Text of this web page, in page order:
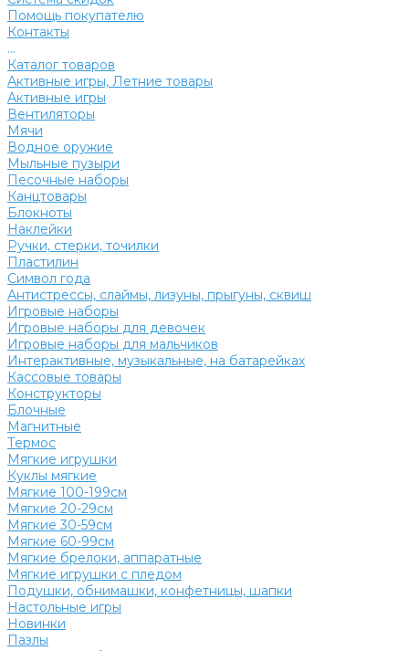
Помощь покупателю
Контакты
...
Каталог товаров
Активные игры, Летние товары
Активные игры
Вентиляторы
Мячи
Водное оружие
Мыльные пузыри
Песочные наборы
Канцтовары
Блокноты
Наклейки
Ручки, стерки, точилки
Пластилин
Символ года
Антистрессы, слаймы, лизуны, прыгуны, сквиш
Игровые наборы
Игровые наборы для девочек
Игровые наборы для мальчиков
Интерактивные, музыкальные, на батарейках
Кассовые товары
Конструкторы
Блочные
Магнитные
Термос
Мягкие игрушки
Куклы мягкие
Мягкие 100-199см
Мягкие 20-29см
Мягкие 30-59см
Мягкие 60-99см
Мягкие брелоки, аппаратные
Мягкие игрушки с пледом
Подушки, обнимашки, конфетницы, шапки
Настольные игры
Новинки
Пазлы